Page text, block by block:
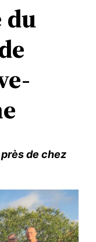
du
de chez